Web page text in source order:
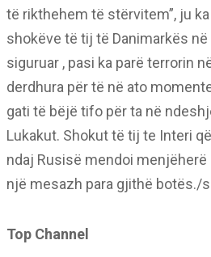
të rikthehem të stërvitem”, ju
shokëve të tij të Danimarkës
siguruar , pasi ka parë terrorin
derdhura për të në ato
gati të bëjë tifo për ta në
Lukakut. Shokut të tij te Interi
ndaj Rusisë mendoi menjëherë
një mesazh para gjithë botës./
Top Channel